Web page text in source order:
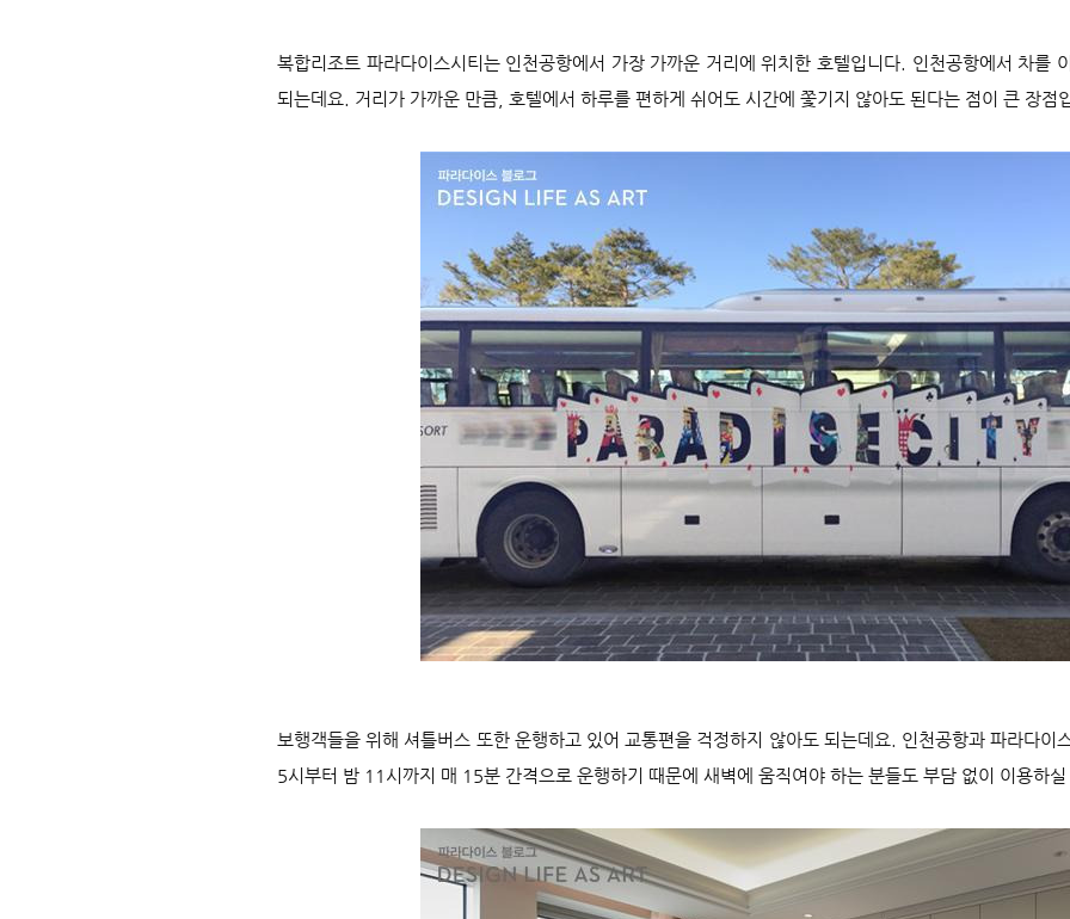
복합리조트 파라다이스시티는 인천공항에서 가장 가까운 거리에 위치한 호텔입니다. 인천공항에서 차를
되는데요. 거리가 가까운 만큼, 호텔에서 하루를 편하게 쉬어도 시간에 쫓기지 않아도 된다는 점이 큰 장점
보행객들을 위해 셔틀버스 또한 운행하고 있어 교통편을 걱정하지 않아도 되는데요. 인천공항과 파라다이
5시부터 밤 11시까지 매 15분 간격으로 운행하기 때문에 새벽에 움직여야 하는 분들도 부담 없이 이용하실